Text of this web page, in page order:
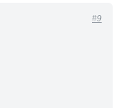
#9